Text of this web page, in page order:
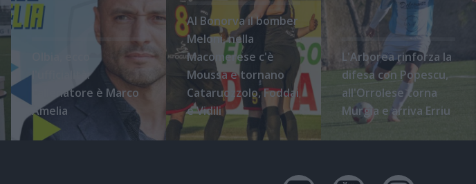
l'ufficialità:
l'allenatore è Marco
Amelia
Al Bonorva il bomber
Meloni, nella
Macomerese c'è
Moussa e tornano
Cataruozzolo, Foddai
e Vidili
L'Arborea rinforza la
difesa con Popescu,
all'Orrolese torna
Murgia e arriva Erriu